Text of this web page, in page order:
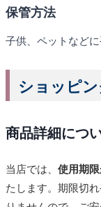
保管方法
子供、ペットなど
ショッピ
商品詳細につ
当店では、 使用期
たします。期限切